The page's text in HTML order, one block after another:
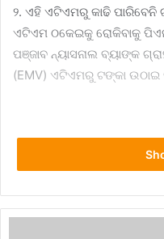
୨. ଏହି ଏଟିଏମରୁ କାଢି ପାରିବେନି
ଏଟିଏମ ଠକେଇକୁ ରୋକିବାକୁ
ପଞ୍ଜାବ ନ୍ୟାସନାଲ ବ୍ୟାଙ୍କ
(EMV) ଏଟିଏମରୁ ଟଙ୍କା ଉଠାଇ
୩. ଆରମ୍ଭ ହେବ
କରିବାକୁ ଘୋଷଣା କରିଛି।
ଓ ସିଙ୍ଗାପୁର ମଧ୍ୟରେ